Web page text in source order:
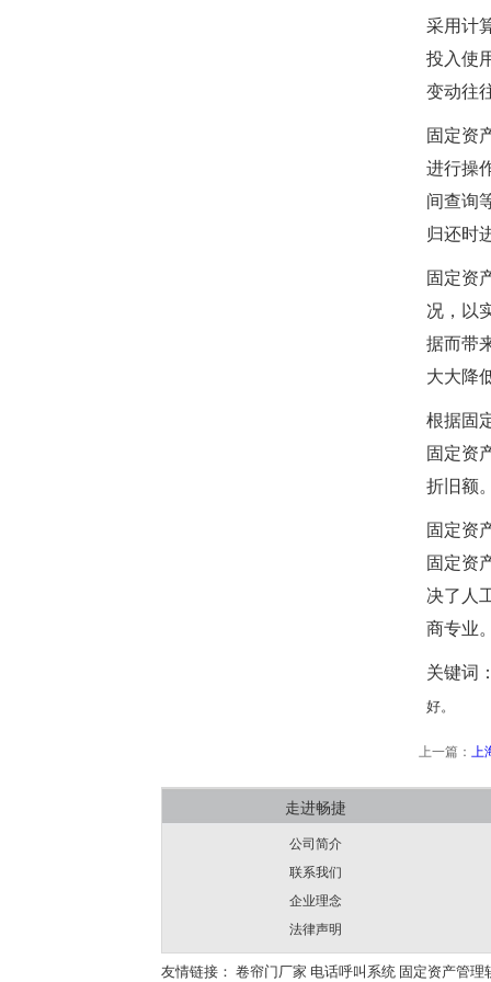
采用计
投入使
变动往
固定资
进行操
间查询
归还时
固定资
况，以
据而带
大大降
根据固
固定资
折旧额
固定资
固定资
决了人
商专业
关键词
好。
上一篇： 上
走进畅捷
公司简介
联系我们
企业理念
法律声明
友情链接： 卷帘门厂家 电话呼叫系统 固定资产管理